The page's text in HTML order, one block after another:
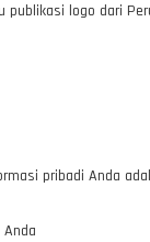
logo dari
pribadi Anda